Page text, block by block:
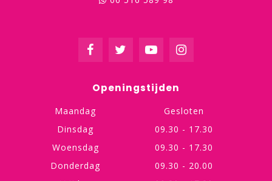
Openingstijden
Maandag
Gesloten
Dinsdag
09.30 - 17.30
Woensdag
09.30 - 17.30
Donderdag
09.30 - 20.00